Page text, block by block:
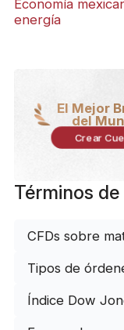
Economía
energía
El Mejor
del
Crear
Términos
CFDs sobre
Tipos de
Índice Dow